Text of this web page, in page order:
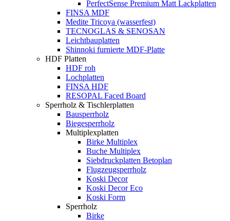
PerfectSense Premium Matt Lackplatten
FINSA MDF
Medite Tricoya (wasserfest)
TECNOGLAS & SENOSAN
Leichtbauplatten
Shinnoki furnierte MDF-Platte
HDF Platten
HDF roh
Lochplatten
FINSA HDF
RESOPAL Faced Board
Sperrholz & Tischlerplatten
Bausperrholz
Biegesperrholz
Multiplexplatten
Birke Multiplex
Buche Multiplex
Siebdruckplatten Betoplan
Flugzeugsperrholz
Koski Decor
Koski Decor Eco
Koski Form
Sperrholz
Birke